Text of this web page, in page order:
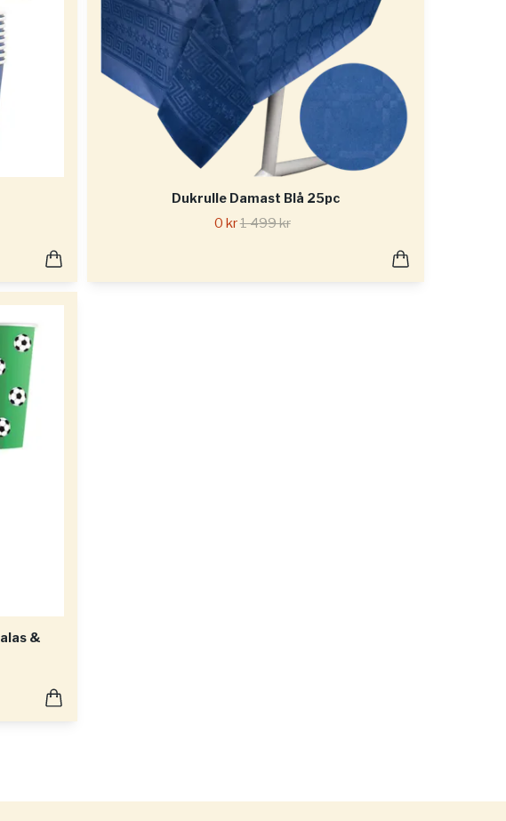
Dukrulle Damast Blå 25pc
0 kr1 499 kr
&